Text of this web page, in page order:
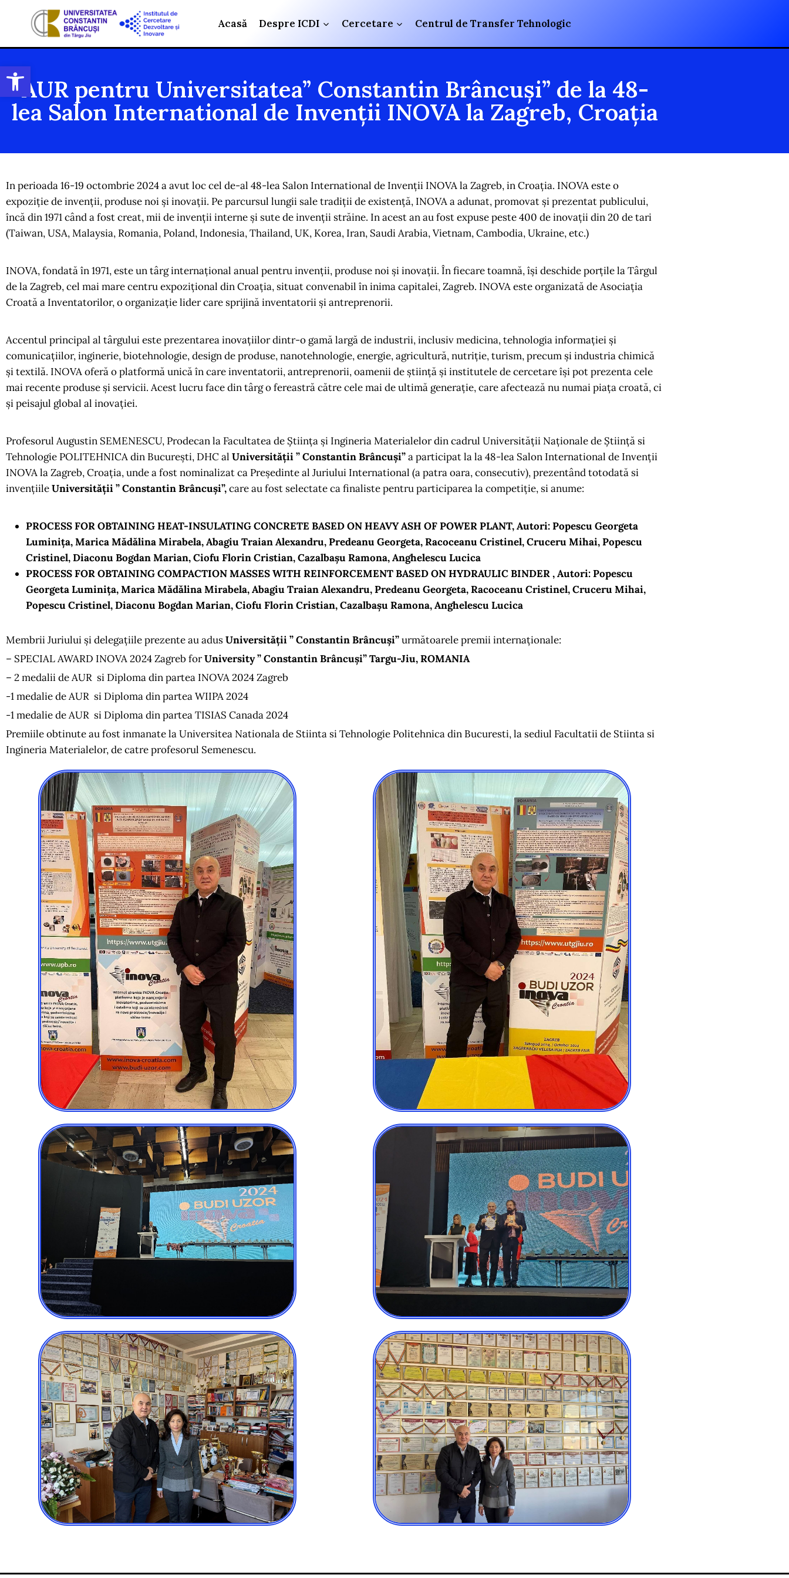
Open toolbar
Acasă Despre ICDI Cercetare Centrul de Transfer Tehnologic
AUR pentru Universitatea” Constantin Brâncuși” de la 48-
lea Salon International de Invenții INOVA la Zagreb, Croația
In perioada 16-19 octombrie 2024 a avut loc cel de-al 48-lea Salon International de Invenții INOVA la Zagreb, in Croația. INOVA este o
expoziție de invenții, produse noi și inovații. Pe parcursul lungii sale tradiții de existență, INOVA a adunat, promovat și prezentat publicului,
încă din 1971 când a fost creat, mii de invenții interne și sute de invenții străine. In acest an au fost expuse peste 400 de inovații din 20 de tari
(Taiwan, USA, Malaysia, Romania, Poland, Indonesia, Thailand, UK, Korea, Iran, Saudi Arabia, Vietnam, Cambodia, Ukraine, etc.)
INOVA, fondată în 1971, este un târg internațional anual pentru invenții, produse noi și inovații. În fiecare toamnă, își deschide porțile la Târgul
de la Zagreb, cel mai mare centru expozițional din Croația, situat convenabil în inima capitalei, Zagreb. INOVA este organizată de Asociația
Croată a Inventatorilor, o organizație lider care sprijină inventatorii și antreprenorii.
Accentul principal al târgului este prezentarea inovațiilor dintr-o gamă largă de industrii, inclusiv medicina, tehnologia informației și
comunicațiilor, inginerie, biotehnologie, design de produse, nanotehnologie, energie, agricultură, nutriție, turism, precum și industria chimică
și textilă. INOVA oferă o platformă unică în care inventatorii, antreprenorii, oamenii de știință și institutele de cercetare își pot prezenta cele
mai recente produse și servicii. Acest lucru face din târg o fereastră către cele mai de ultimă generație, care afectează nu numai piața croată, ci
și peisajul global al inovației.
Profesorul Augustin SEMENESCU, Prodecan la Facultatea de Știința și Ingineria Materialelor din cadrul Universității Naționale de Știință si
Tehnologie POLITEHNICA din București, DHC al Universității ” Constantin Brâncuși”a participat la la 48-lea Salon International de Invenții
INOVA la Zagreb, Croația, unde a fost nominalizat ca Președinte al Juriului International (a patra oara, consecutiv), prezentând totodată si
invențiileUniversității ” Constantin Brâncuși”,care au fost selectate ca finaliste pentru participarea la competiție, si anume:
PROCESS FOR OBTAINING HEAT-INSULATING CONCRETE BASED ON HEAVY ASH OF POWER PLANT, Autori:Popescu Georgeta
Luminița, Marica Mădălina Mirabela, Abagiu Traian Alexandru, Predeanu Georgeta, Racoceanu Cristinel, Cruceru Mihai, Popescu
Cristinel, Diaconu Bogdan Marian, Ciofu Florin Cristian, Cazalbașu Ramona, Anghelescu Lucica
PROCESS FOR OBTAINING COMPACTION MASSES WITH REINFORCEMENT BASED ON HYDRAULIC BINDER , Autori:Popescu
Georgeta Luminița, Marica Mădălina Mirabela, Abagiu Traian Alexandru, Predeanu Georgeta, Racoceanu Cristinel, Cruceru Mihai,
Popescu Cristinel, Diaconu Bogdan Marian, Ciofu Florin Cristian, Cazalbașu Ramona, Anghelescu Lucica
Membrii Juriului și delegațiile prezente au adusUniversității ” Constantin Brâncuși”următoarele premii internaționale:
– SPECIAL AWARD INOVA 2024 Zagreb forUniversity ” Constantin Brâncuși” Targu-Jiu, ROMANIA
– 2 medalii de AUR si Diploma din partea INOVA 2024 Zagreb
-1 medalie de AUR si Diploma din partea WIIPA 2024
-1 medalie de AUR si Diploma din partea TISIAS Canada 2024
Premiile obtinute au fost inmanate la Universitea Nationala de Stiinta si Tehnologie Politehnica din Bucuresti, la sediul Facultatii de Stiinta si
Ingineria Materialelor, de catre profesorul Semenescu.